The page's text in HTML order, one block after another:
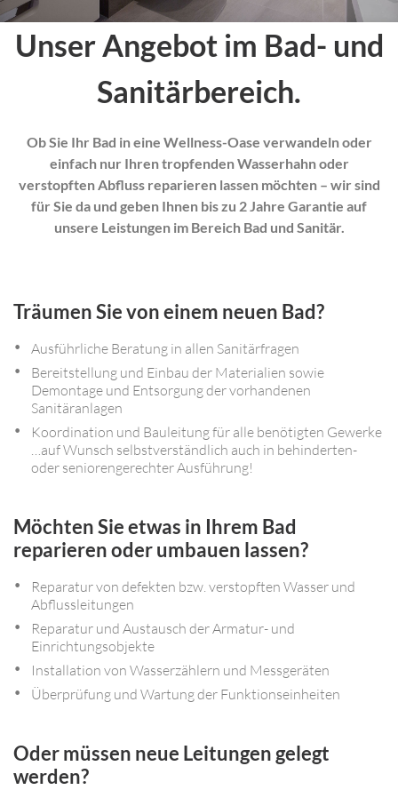
Unser Angebot im Bad- und
Sanitärbereich.
Ob Sie Ihr Bad in eine Wellness-Oase verwandeln oder
einfach nur Ihren tropfenden Wasserhahnoder
verstopften Abfluss reparieren lassen möchten – wir sind
für Sie da und geben Ihnen bis zu 2Jahre Garantie auf
unsere Leistungen im Bereich Bad und Sanitär.
Träumen Sie von einem neuen Bad?
Ausführliche Beratung in allen Sanitärfragen
Bereitstellung und Einbau der Materialien sowie
Demontage und Entsorgung der vorhandenen
Sanitäranlagen
Koordination und Bauleitung für alle benötigten Gewerke
…auf Wunsch selbstverständlich auch in behinderten-
oder seniorengerechter Ausführung!
Möchten Sie etwas in Ihrem Bad
reparieren oder umbauen lassen?
Reparatur von defekten bzw. verstopften Wasser und
Abflussleitungen
Reparatur und Austausch der Armatur- und
Einrichtungsobjekte
Installation von Wasserzählern und Messgeräten
Überprüfung und Wartung der Funktionseinheiten
Oder müssen neue Leitungen gelegt
werden?